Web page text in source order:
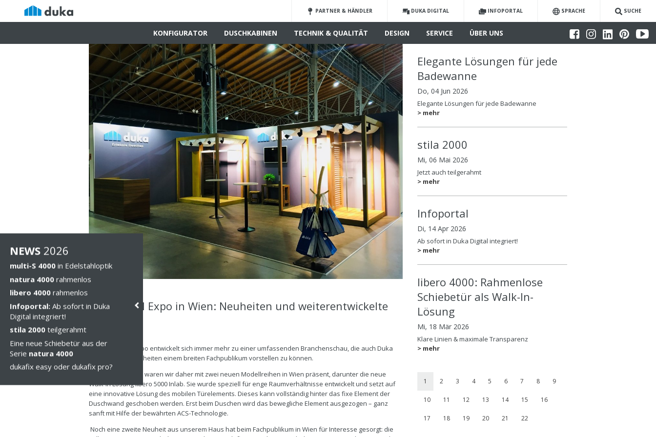
PARTNER & HÄNDLER DUKA DIGITAL INFOPORTAL SPRACHE SUCHE
KONFIGURATOR DUSCHKABINEN TECHNIK & QUALITÄT DESIGN SERVICE ÜBER UNS
Frauenthal Expo in Wien: Neuheiten und weiterentwickelte
Die Frauenthal Expo entwickelt sich immer mehr zu einer umfassenden Branchenschau, die auch Duka
nutzt, um ihre Neuheiten einem breiten Fachpublikum vorstellen zu können.
Vom 15.-17. Januar waren wir daher mit zwei neuen Modellreihen in Wien präsent, darunter die neue
Walk-In Lösung libero 5000 Inlab. Sie wurde speziell für enge Raumverhältnisse entwickelt und setzt auf
eine innovative Lösung des mobilen Türelements. Dieses kann vollständig hinter das fixe Element der
Duschwand geschoben werden. Erst beim Duschen wird das bewegliche Element ausgezogen – ganz
sanft mit Hilfe der bewährten ACS-Technologie.
Noch eine zweite Neuheit aus unserem Haus hat beim Fachpublikum in Wien für Interesse gesorgt: die
Elegante Lösungen für jede
Badewanne
Do, 04 Jun 2026
Elegante Lösungen für jede Badewanne
> mehr
stila 2000
Mi, 06 Mai 2026
Jetzt auch teilgerahmt
> mehr
Infoportal
Di, 14 Apr 2026
Ab sofort in Duka Digital integriert!
> mehr
libero 4000: Rahmenlose
Schiebetür als Walk-In-
Lösung
Mi, 18 Mär 2026
Klare Linien & maximale Transparenz
> mehr
1 2 3 4 5 6 7 8 9
10 11 12 13 14 15 16
17 18 19 20 21 22
NEWS 2026
multi-S 4000 in Edelstahloptik
natura 4000 rahmenlos
libero 4000 rahmenlos
Infoportal: Ab sofort in Duka
Digital integriert!
stila 2000 teilgerahmt
Eine neue Schiebetür aus der
Serie natura 4000
dukafix easy oder dukafix pro?